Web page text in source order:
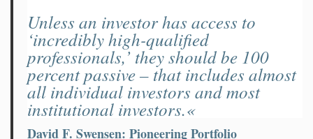
Unless an investor has access to
‘incredibly high-qualified
professionals,’ they should be 100
percent passive – that includes almost
all individual investors and most
institutional investors.«
David F. Swensen: Pioneering Portfolio